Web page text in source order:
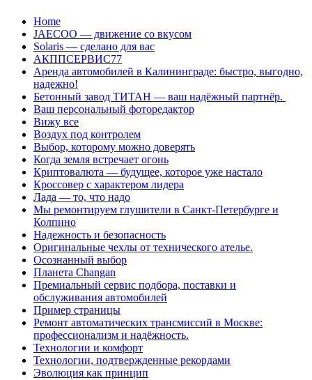
Перейти
содержанию
Home
JAECOO — движение со вкусом
Solaris — сделано для вас
АКППСЕРВИС77
Аренда автомобилей в Калининграде: быстро, выгодно,
надежно!
Бетонный завод ТИТАН — ваш надёжный партнёр.
Ваш персональный фоторедактор
Вижу все
Воздух под контролем
Выбор, которому можно доверять
Когда земля встречает огонь
Криптовалюта — будущее, которое уже настало
Кроссовер с характером лидера
Лада — то, что надо
Мы ремонтируем глушители в Санкт-Петербурге и
Колпино
Надежность и безопасность
Оригинальные чехлы от технического ателье.
Осознанный выбор
Планета Changan
Премиальный сервис подбора, поставки и
обслуживания автомобилей
Пример страницы
Ремонт автоматических трансмиссий в Москве:
профессионализм и надёжность.
Технологии и комфорт
Технологии, подтвержденные рекордами
Эволюция как принцип